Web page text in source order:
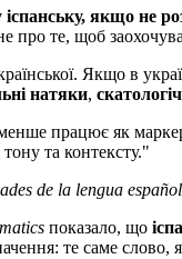
якщо не
про те, щоб
Якщо в
натяки,
працює як
тону та контексту."
de la lengua
показало, що
те саме